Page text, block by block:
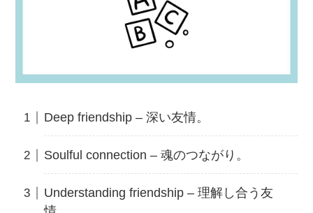
Deep friendship – 深い友情。
Soulful connection – 魂のつながり。
Understanding friendship – 理解し合う友